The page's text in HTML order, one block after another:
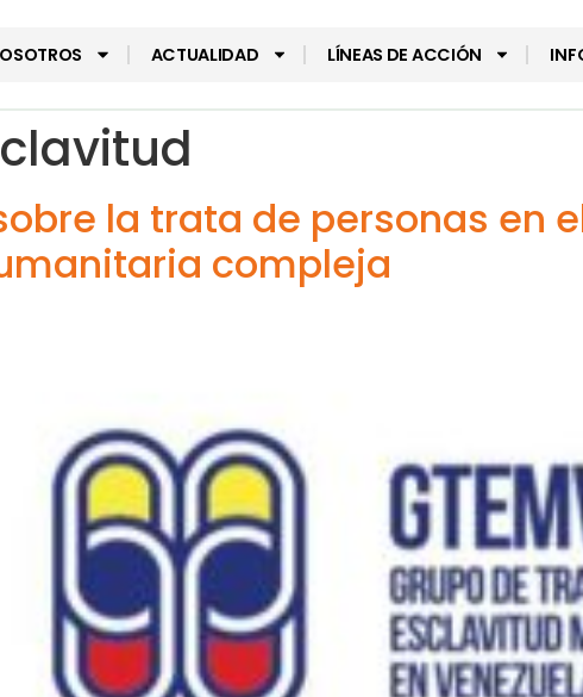
ACTUALIDAD LÍNEAS DE ACCIÓN
la trata de personas en
compleja